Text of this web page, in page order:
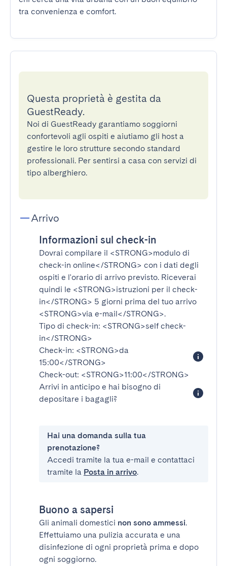
tra convenienza e comfort.
Questa proprietà è gestita da
GuestReady.
Noi di GuestReady garantiamo soggiorni
confortevoli agli ospiti e aiutiamo gli host a
gestire le loro strutture secondo standard
professionali. Per sentirsi a casa con servizi di
tipo alberghiero.
Arrivo
Informazioni sul check-in
Dovrai compilare il <STRONG>modulo di
check-in online</STRONG> con i dati degli
ospiti e l'orario di arrivo previsto. Riceverai
quindi le <STRONG>istruzioni per il check-
in</STRONG> 5 giorni prima del tuo arrivo
<STRONG>via e-mail</STRONG>.
Tipo di check-in: <STRONG>self check-
in</STRONG>
Check-in: <STRONG>da
15:00</STRONG>
Check-out: <STRONG>11:00</STRONG>
Arrivi in anticipo e hai bisogno di
depositare i bagagli?
Hai una domanda sulla tua
prenotazione?
Accedi tramite la tua e-mail e contattaci
tramite la Posta in arrivo.
Buono a sapersi
Gli animali domestici non sono ammessi.
Effettuiamo una pulizia accurata e una
disinfezione di ogni proprietà prima e dopo
ogni soggiorno.